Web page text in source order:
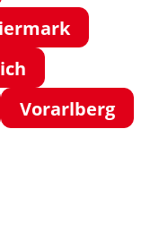
Vorarlberg